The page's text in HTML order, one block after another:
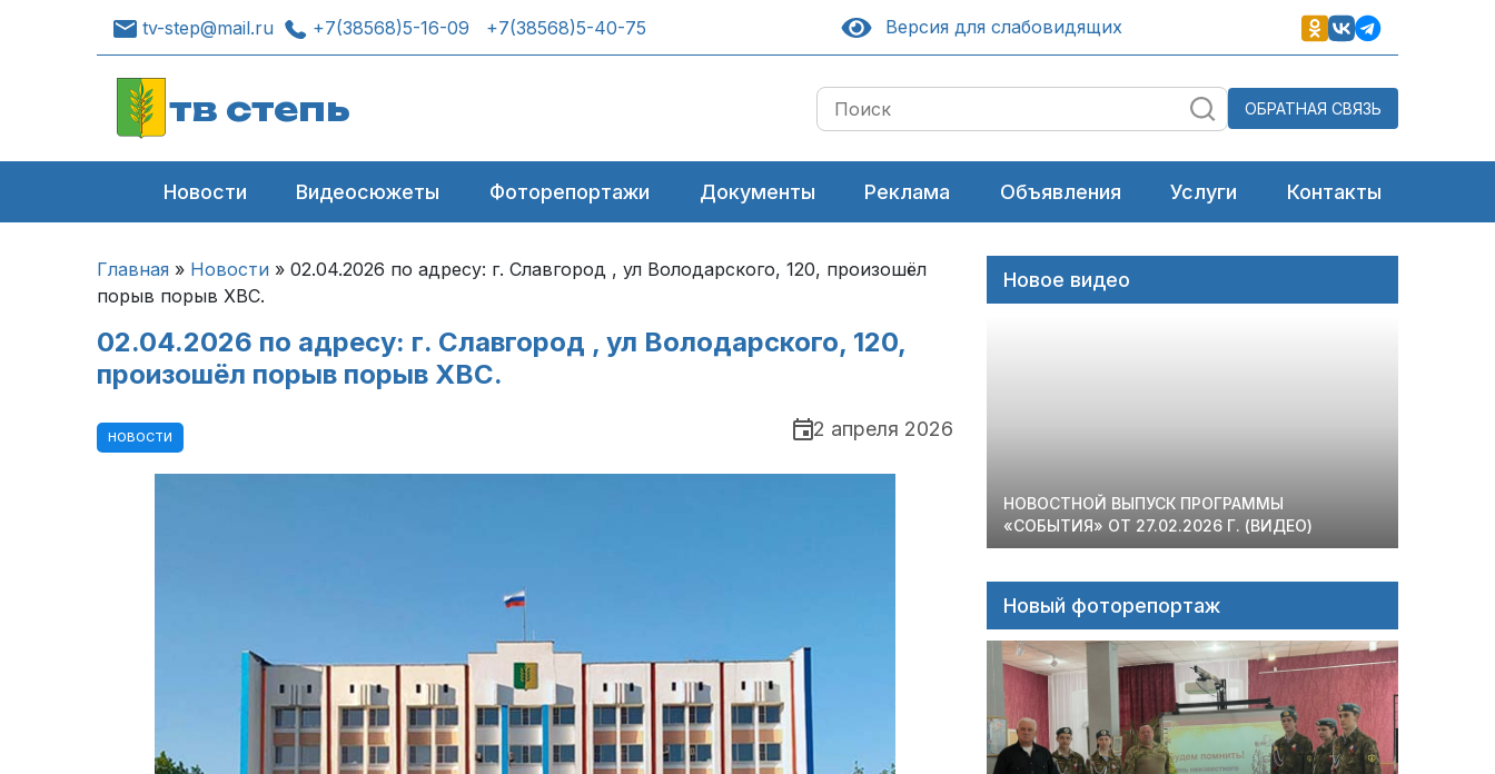
tv-step@mail.ru +7(38568)5-16-09 +7(38568)5-40-75 Версия для слабовидящих
тв степь ОБРАТНАЯ СВЯЗЬ
Новости Видеосюжеты Фоторепортажи Документы Реклама Объявления Услуги Контакты
Главная » Новости » 02.04.2026 по адресу: г. Славгород , ул Володарского, 120, произошёл
порыв порыв ХВС.
02.04.2026 по адресу: г. Славгород , ул Володарского, 120,
произошёл порыв порыв ХВС.
НОВОСТИ 2 апреля 2026
Новое видео
НОВОСТНОЙ ВЫПУСК ПРОГРАММЫ
«СОБЫТИЯ» ОТ 27.02.2026 Г. (ВИДЕО)
Новый фоторепортаж